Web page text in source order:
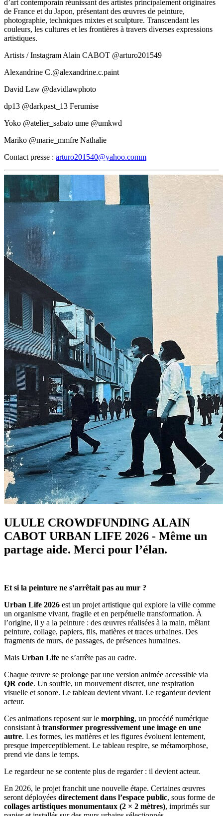
d’art contemporain réunissant des artistes principalement originaires
de France et du Japon, présentant des œuvres de peinture,
photographie, techniques mixtes et sculpture. Transcendant les
couleurs, les cultures et les frontières à travers diverses expressions
artistiques.
Artists / Instagram Alain CABOT @arturo201549
Alexandrine C.@alexandrine.c.paint
David Law @davidlawphoto
dp13 @darkpast_13 Ferumise
Yoko @atelier_sabato ume @umkwd
Mariko @marie_mmfre Nathalie
Contact presse : arturo201540@yahoo.comm
ULULE CROWDFUNDING ALAIN
CABOT URBAN LIFE 2026 - Même un
partage aide. Merci pour l’élan.
Et si la peinture ne s’arrêtait pas au mur ?
Urban Life 2026 est un projet artistique qui explore la ville comme
un organisme vivant, fragile et en perpétuelle transformation. À
l’origine, il y a la peinture : des œuvres réalisées à la main, mêlant
peinture, collage, papiers, fils, matières et traces urbaines. Des
fragments de murs, de passages, de présences humaines.
Mais Urban Life ne s’arrête pas au cadre.
Chaque œuvre se prolonge par une version animée accessible via
QR code. Un souffle, un mouvement discret, une respiration
visuelle et sonore. Le tableau devient vivant. Le regardeur devient
acteur.
Ces animations reposent sur le morphing, un procédé numérique
consistant à transformer progressivement une image en une
autre. Les formes, les matières et les figures évoluent lentement,
presque imperceptiblement. Le tableau respire, se métamorphose,
prend vie dans le temps.
Le regardeur ne se contente plus de regarder : il devient acteur.
En 2026, le projet franchit une nouvelle étape. Certaines œuvres
seront déployées directement dans l’espace public, sous forme de
collages artistiques monumentaux (2 × 2 mètres), imprimés sur